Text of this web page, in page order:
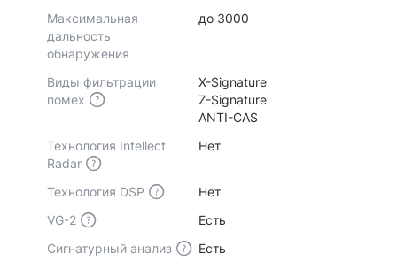
Максимальная
дальность
обнаружения
до 3000
Виды фильтрации
помех
X-Signature
Z-Signature
ANTI-CAS
Технология Intellect
Radar
Нет
Технология DSP
Нет
VG-2
Есть
Сигнатурный анализ
Есть